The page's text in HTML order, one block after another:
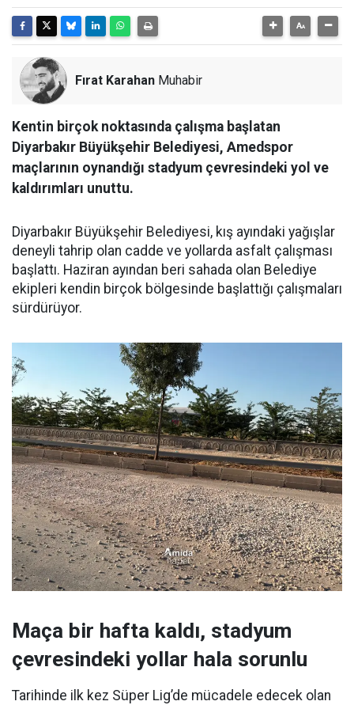
Fırat Karahan Muhabir
Kentin birçok noktasında çalışma başlatan
Diyarbakır Büyükşehir Belediyesi, Amedspor
maçlarının oynandığı stadyum çevresindeki yol ve
kaldırımları unuttu.
Diyarbakır Büyükşehir Belediyesi, kış ayındaki yağışlar
deneyli tahrip olan cadde ve yollarda asfalt çalışması
başlattı. Haziran ayından beri sahada olan Belediye
ekipleri kendin birçok bölgesinde başlattığı çalışmaları
sürdürüyor.
Maça bir hafta kaldı, stadyum
çevresindeki yollar hala sorunlu
Tarihinde ilk kez Süper Lig’de mücadele edecek olan